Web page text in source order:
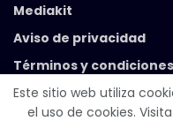
Mediakit
Aviso de privacidad
Términos y condiciones
Este sitio web utiliza
el uso de cookies.